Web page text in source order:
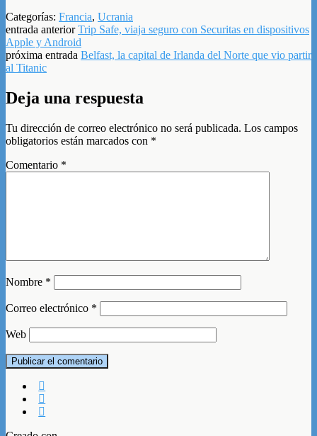
Categorías: Francia, Ucrania
entrada anteriorTrip Safe, viaja seguro con Securitas en dispositivos
Apple y Android
próxima entrada Belfast, la capital de Irlanda del Norte que vio partir
al Titanic
Deja una respuesta
Tu dirección de correo electrónico no será publicada. Los campos
obligatorios están marcados con *
Comentario *
Nombre *
Correo electrónico *
Web